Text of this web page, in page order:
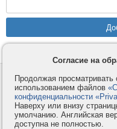
Контакты
Компания
Услуги
Как оплатить
Согласие на
Продолжая просматривать
использованием файлов
конфиденциальности
Наверху или внизу
умолчанию. Английская
доступна не полностью.